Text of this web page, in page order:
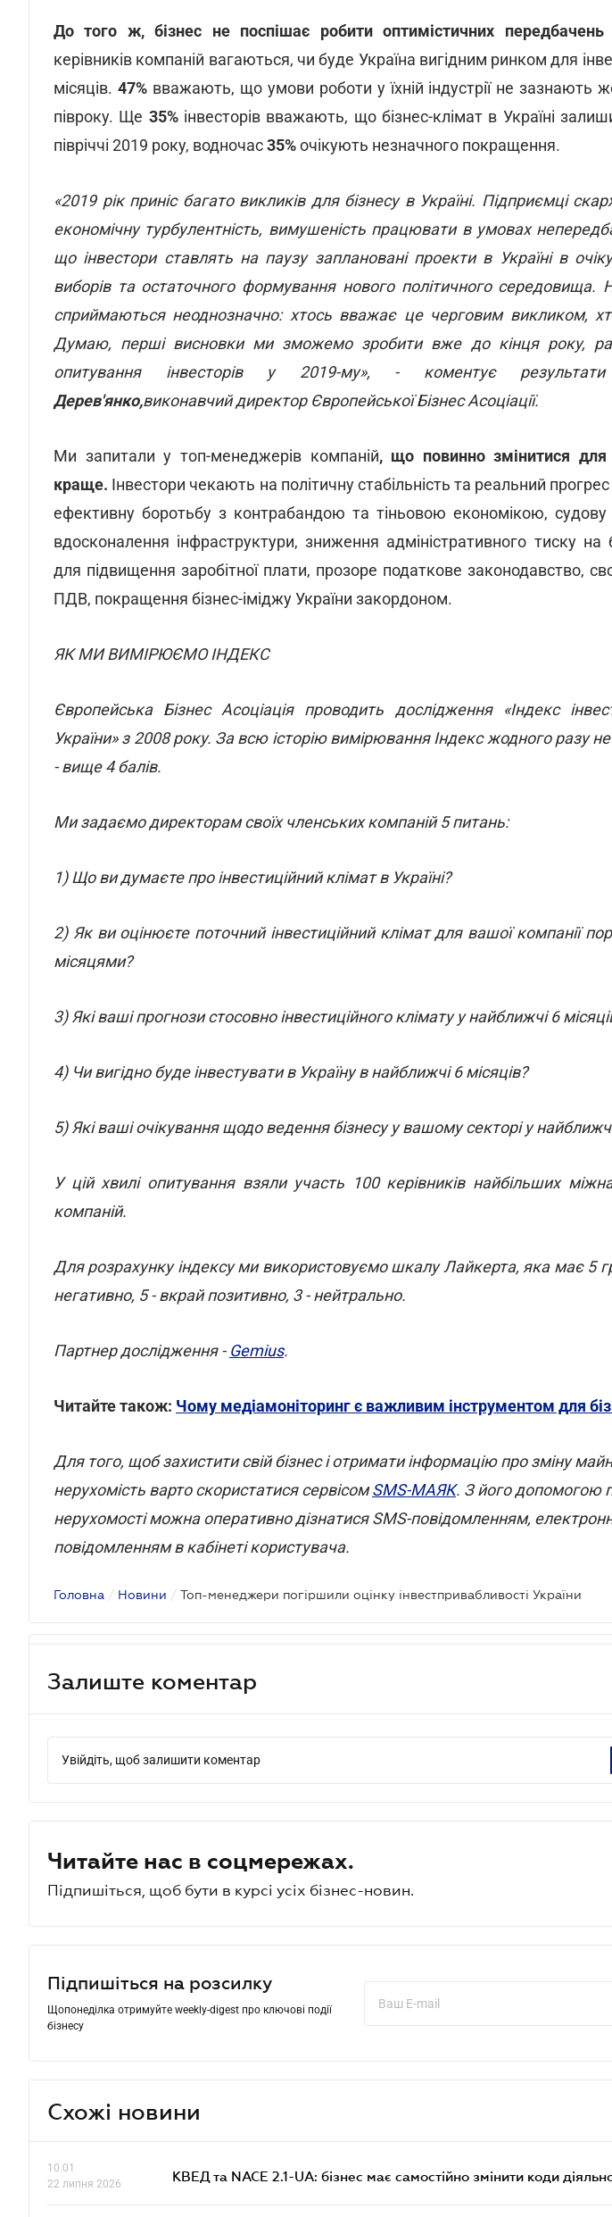
До того ж, бізнес не поспішає робити оптимістичних
керівників компаній вагаються, чи буде Україна вигідним ринком для
місяців. 47%вважають, що умови роботи у їхній індустрії не зазнають
півроку. Ще 35% інвесторів вважають, що бізнес-клімат в Україні
півріччі 2019 року, водночас35%очікують незначного покращення.
«2019 рік приніс багато викликів для бізнесу в Україні. Підприємці
економічну турбулентність, вимушеність працювати в умовах
що інвестори ставлять на паузу заплановані проекти в Україні в
виборів та остаточного формування нового політичного середовища.
сприймаються неоднозначно: хтось вважає це черговим викликом,
Думаю, перші висновки ми зможемо зробити вже до кінця року,
опитування інвесторів у 2019-му», - коментує результати
Дерев'янко,виконавчий директор Європейської Бізнес Асоціації.
Ми запитали у топ-менеджерів компаній, що повинно змінитися для
краще. Інвестори чекають на політичну стабільність та реальний
ефективну боротьбу з контрабандою та тіньовою економікою,
вдосконалення інфраструктури, зниження адміністративного тиску на
для підвищення заробітної плати, прозоре податкове законодавство,
ПДВ, покращення бізнес-іміджу України закордоном.
ЯК МИ ВИМІРЮЄМО ІНДЕКС
Європейська Бізнес Асоціація проводить дослідження «Індекс
України» з 2008 року. За всю історію вимірювання Індекс жодного разу
- вище 4 балів.
Ми задаємо директорам своїх членських компаній 5 питань:
1) Що ви думаєте про інвестиційний клімат в Україні?
2) Як ви оцінюєте поточний інвестиційний клімат для вашої компанії
місяцями?
3) Які ваші прогнози стосовно інвестиційного клімату у найближчі 6
4) Чи вигідно буде інвестувати в Україну в найближчі 6 місяців?
5) Які ваші очікування щодо ведення бізнесу у вашому секторі у
У цій хвилі опитування взяли участь 100 керівників найбільших
компаній.
Для розрахунку індексу ми використовуємо шкалу Лайкерта, яка має 5
негативно, 5 - вкрай позитивно, 3 - нейтрально.
Партнер дослідження - Gemius.
Читайте також: Чому медіамоніторинг є важливим інструментом для
Для того, щоб захистити свій бізнес і отримати інформацію про зміну
нерухомість варто скористатися сервісомSMS-МАЯК. З його допомогою
нерухомості можна оперативно дізнатися SMS-повідомленням,
повідомленням в кабінеті користувача.
Головна / Новини / Топ-менеджери погіршили оцінку інвестпривабливості України
Залиште коментар
Увійдіть, щоб залишити коментар
Читайте нас в соцмережах.
Підпишіться, щоб бути в курсі усіх бізнес-новин.
Підпишіться на розсилку
Щопонеділка отримуйте weekly-digest про ключові події
бізнесу
Схожі новини
10.01
22 липня 2026
КВЕД та NACE 2.1-UA: бізнес має самостійно змінити коди